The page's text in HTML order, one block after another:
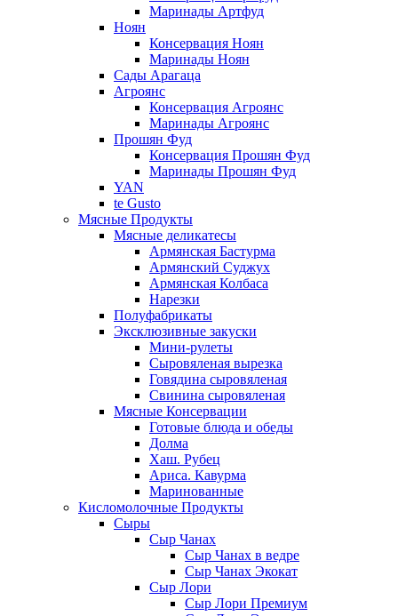
Маринады Артфуд
Ноян
Консервация Ноян
Маринады Ноян
Сады Арагаца
Агроянс
Консервация Агроянс
Маринады Агроянс
Прошян Фуд
Консервация Прошян Фуд
Маринады Прошян Фуд
YAN
te Gusto
Мясные Продукты
Мясные деликатесы
Армянская Бастурма
Армянский Суджух
Армянская Колбаса
Нарезки
Полуфабрикаты
Эксклюзивные закуски
Мини-рулеты
Сыровяленая вырезка
Говядина сыровяленая
Свинина сыровяленая
Мясные Консервации
Готовые блюда и обеды
Долма
Хаш. Рубец
Ариса. Кавурма
Маринованные
Кисломолочные Продукты
Сыры
Сыр Чанах
Сыр Чанах в ведре
Сыр Чанах Экокат
Сыр Лори
Сыр Лори Премиум